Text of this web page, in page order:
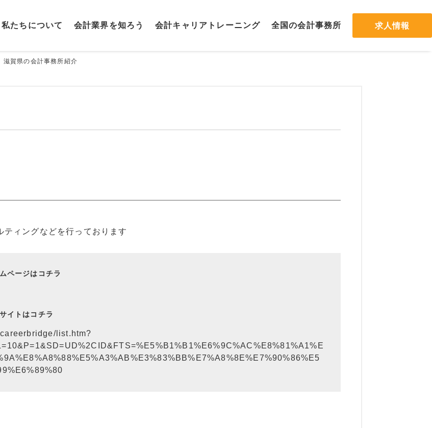
私たちについて 会計業界を知ろう 会計キャリア トレーニング 全国の会計事務所 求人情報
滋賀県の会計事務所紹介
ィングなどを行っております
ページはコチラ
イトはコチラ
list.htm?